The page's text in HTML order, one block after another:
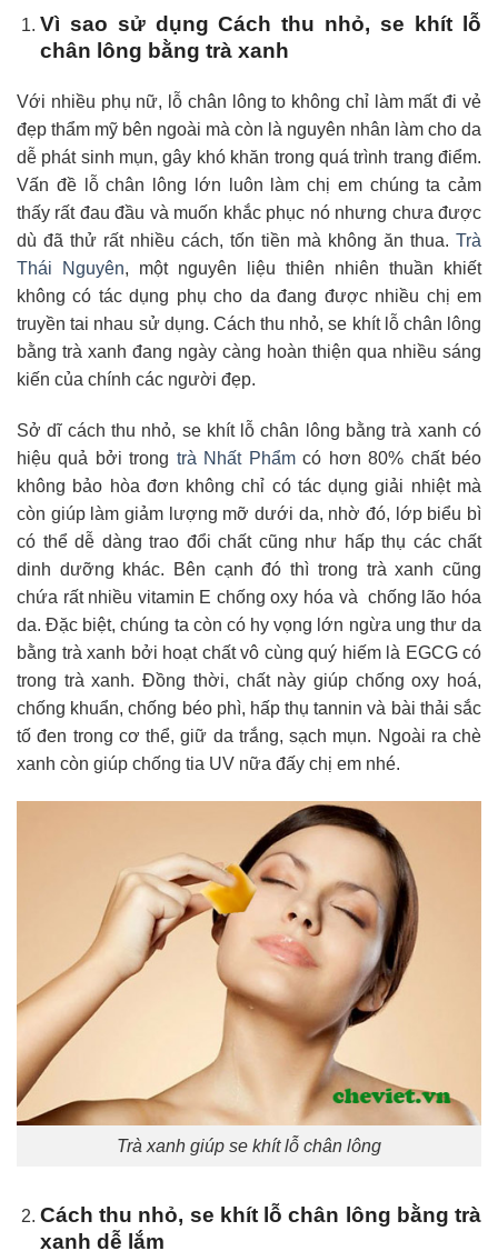
Vì sao sử dụng Cách thu nhỏ, se khít lỗ
chân lông bằng trà xanh
Với nhiều phụ nữ, lỗ chân lông to không chỉ làm mất đi vẻ
đẹp thẩm mỹ bên ngoài mà còn là nguyên nhân làm cho da
dễ phát sinh mụn, gây khó khăn trong quá trình trang điểm.
Vấn đề lỗ chân lông lớn luôn làm chị em chúng ta cảm
thấy rất đau đầu và muốn khắc phục nó nhưng chưa được
dù đã thử rất nhiều cách, tốn tiền mà không ăn thua. Trà
Thái Nguyên, một nguyên liệu thiên nhiên thuần khiết
không có tác dụng phụ cho da đang được nhiều chị em
truyền tai nhau sử dụng. Cách thu nhỏ, se khít lỗ chân lông
bằng trà xanh đang ngày càng hoàn thiện qua nhiều sáng
kiến của chính các người đẹp.
Sở dĩ cách thu nhỏ, se khít lỗ chân lông bằng trà xanh có
hiệu quả bởi trong trà Nhất Phẩmcó hơn 80% chất béo
không bảo hòa đơn không chỉ có tác dụng giải nhiệt mà
còn giúp làm giảm lượng mỡ dưới da, nhờ đó, lớp biểu bì
có thể dễ dàng trao đổi chất cũng như hấp thụ các chất
dinh dưỡng khác. Bên cạnh đó thì trong trà xanh cũng
chứa rất nhiều vitamin E chống oxy hóa và chống lão hóa
da. Đặc biệt, chúng ta còn có hy vọng lớn ngừa ung thư da
bằng trà xanh bởi hoạt chất vô cùng quý hiếm là EGCG có
trong trà xanh. Đồng thời, chất này giúp chống oxy hoá,
chống khuẩn, chống béo phì, hấp thụ tannin và bài thải sắc
tố đen trong cơ thể, giữ da trắng, sạch mụn. Ngoài ra chè
xanh còn giúp chống tia UV nữa đấy chị em nhé.
Trà xanh giúp se khít lỗ chân lông
Cách thu nhỏ, se khít lỗ chân lông bằng trà
xanh dễ lắm